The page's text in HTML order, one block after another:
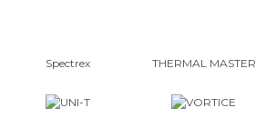
Spectrex THERMAL MASTER